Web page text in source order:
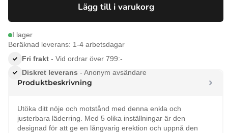
99 kr.
89 kr.
Lägg till i varukorg
I lager
Beräknad leverans: 1-4 arbetsdagar
Fri frakt - Vid ordrar över 799:-
Diskret leverans - Anonym avsändare
Produktbeskrivning
Utöka ditt nöje och motstånd med denna enkla och
justerbara läderring. Med 5 olika inställningar är den
designad för att ge en långvarig erektion och uppnå den